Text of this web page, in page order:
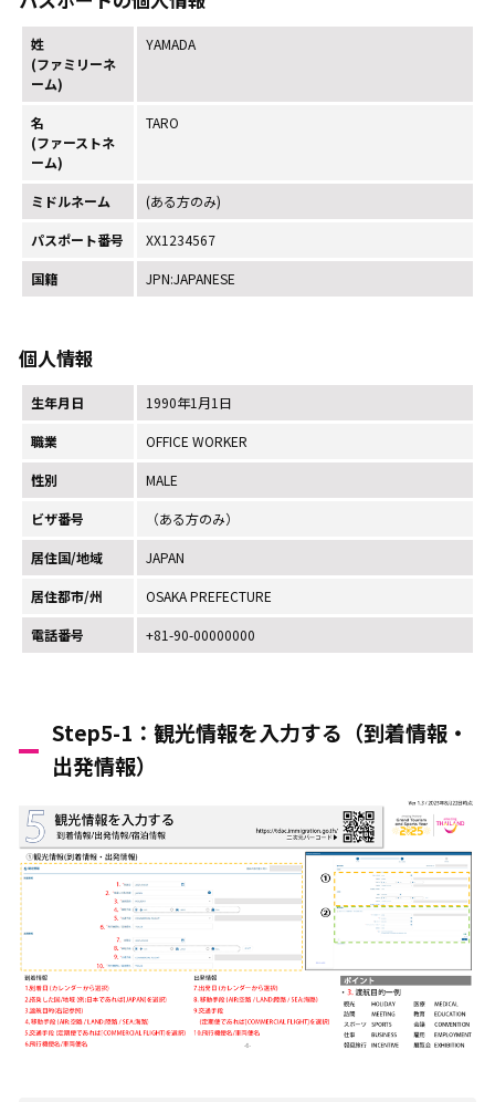
姓
(ファミリーネ
ーム)
YAMADA
名
(ファーストネ
ーム)
TARO
ミドルネーム (ある方のみ)
パスポート番号 XX1234567
国籍 JPN:JAPANESE
個人情報
生年月日 1990年1月1日
職業 OFFICE WORKER
性別 MALE
ビザ番号 （ある方のみ）
居住国/地域 JAPAN
居住都市/州 OSAKA PREFECTURE
電話番号 +81-90-00000000
Step5-1：観光情報を入力する（到着情報・
出発情報）